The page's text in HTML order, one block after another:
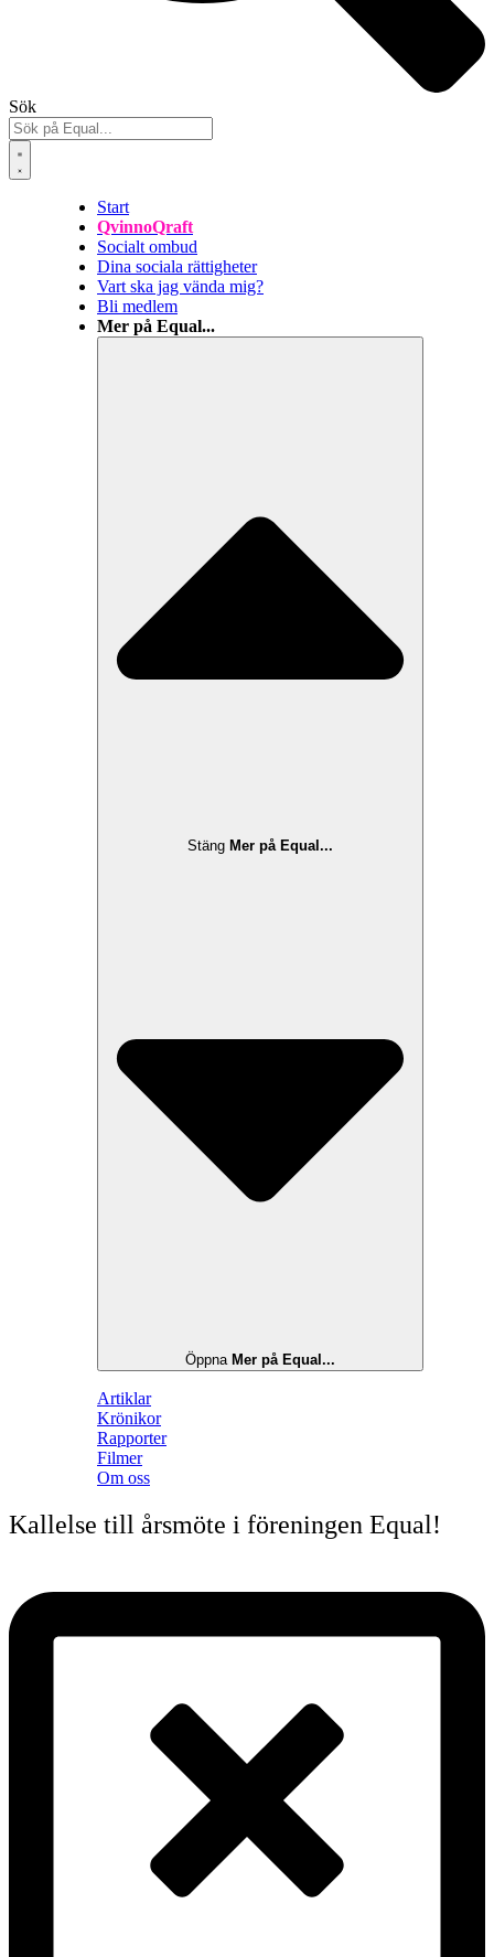
Sök
Start
QvinnoQraft
Socialt ombud
Dina sociala rättigheter
Vart ska jag vända mig?
Bli medlem
Mer på Equal...
Stäng Mer på Equal...
Öppna Mer på Equal...
Artiklar
Krönikor
Rapporter
Filmer
Om oss
Kallelse till årsmöte i föreningen Equal!